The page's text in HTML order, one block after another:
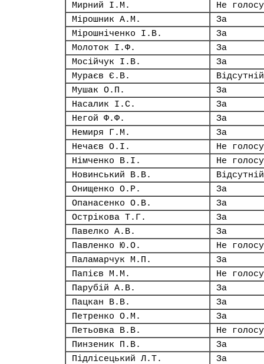
Мирний І.М.
Не
Мірошник А.М.
За
Мірошніченко І.В.
За
Молоток І.Ф.
За
Мосійчук І.В.
За
Мураєв Є.В.
Відсутній
Мушак О.П.
За
Насалик І.С.
За
Негой Ф.Ф.
За
Немиря Г.М.
За
Нечаєв О.І.
Не
Німченко В.І.
Не
Новинський В.В.
Відсутній
Онищенко О.Р.
За
Опанасенко О.В.
За
Острікова Т.Г.
За
Павелко А.В.
За
Павленко Ю.О.
Не
Паламарчук М.П.
За
Папієв М.М.
Не
Парубій А.В.
За
Пацкан В.В.
За
Петренко О.М.
За
Петьовка В.В.
Не
Пинзеник П.В.
За
Підлісецький Л.Т.
За